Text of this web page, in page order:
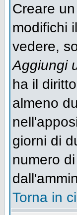
Creare
modifichi
vedere,
Aggiungi
ha il
almeno
giorni di
numero
Torna in